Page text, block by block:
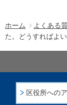
ホーム よくある
た。どうすればよ
区役所への